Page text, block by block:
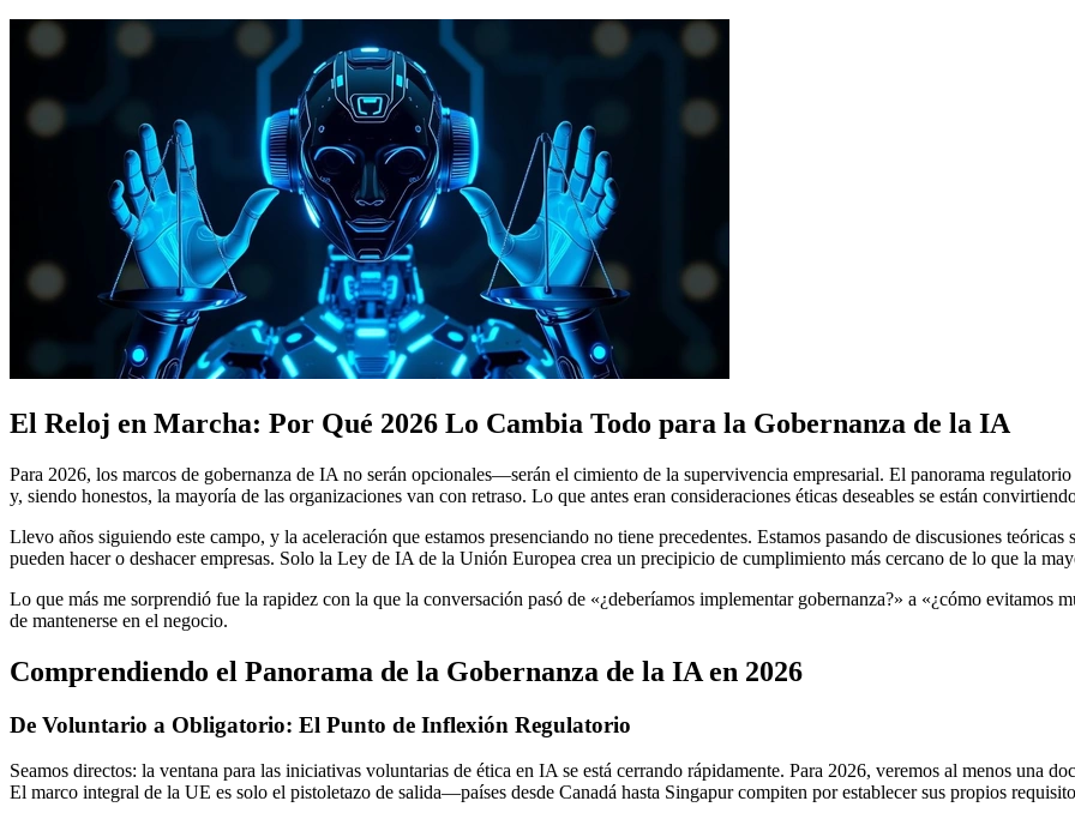
El Reloj en Marcha: Por Qué 2026 Lo Cambia Todo para la Gobernanza de la IA
Para 2026, los marcos de gobernanza de IA no serán opcionales—serán el cimiento de la supervivencia empresarial. El panorama
y, siendo honestos, la mayoría de las organizaciones van con retraso. Lo que antes eran consideraciones éticas deseables se están
Llevo años siguiendo este campo, y la aceleración que estamos presenciando no tiene precedentes. Estamos pasando de discusiones
pueden hacer o deshacer empresas. Solo la Ley de IA de la Unión Europea crea un precipicio de cumplimiento más cercano de lo que la
Lo que más me sorprendió fue la rapidez con la que la conversación pasó de «¿deberíamos implementar gobernanza?» a «¿cómo evitamos
de mantenerse en el negocio.
Comprendiendo el Panorama de la Gobernanza de la IA en 2026
De Voluntario a Obligatorio: El Punto de Inflexión Regulatorio
Seamos directos: la ventana para las iniciativas voluntarias de ética en IA se está cerrando rápidamente. Para 2026, veremos al menos una
El marco integral de la UE es solo el pistoletazo de salida—países desde Canadá hasta Singapur compiten por establecer sus propios